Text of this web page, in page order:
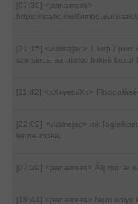
[07:30] <panamera>
https://static.mellbimbo.eu/
[21:15] <vizimajac> 1 kep / perc
szo sincs. az utolso linkek kozul
[11:42] <xXxyetixXx>
[22:02] <vizimajac>
mit
lenne moka.
[07:20] <panamera> Állj már le
[18:44] <panamera> Nem onlys